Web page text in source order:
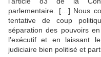
parlementaire. […] Nous
tentative de coup
séparation des pouvoirs
l’exécutif et en laissant
judiciaire bien politisé et